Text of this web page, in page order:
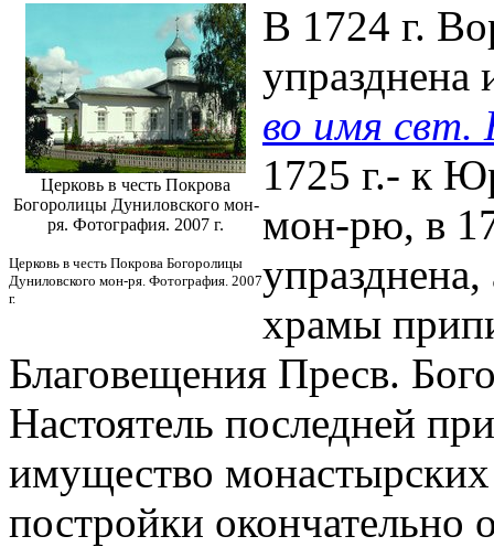
Церковь в честь Покрова
Богоролицы Дуниловского мон-
ря. Фотография. 2007 г.
Церковь в честь Покрова Богоролицы
Дуниловского мон-ря. Фотография. 2007
г.
В 1724 г.
упразднена
во имя свт.
1725 г.- к
мон-рю, в
храмы
Благовещения Пресв.
Настоятель последней
имущество
постройки окончательно